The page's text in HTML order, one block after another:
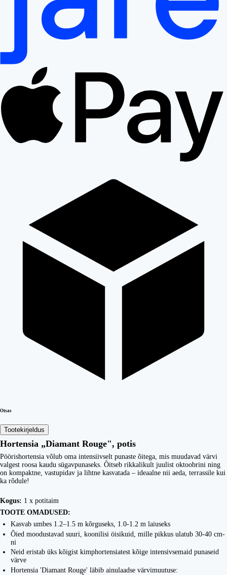
Otsas
Tootekirjeldus
Hortensia „Diamant Rouge", potis
Pöörishortensia võlub oma intensiivselt punaste õitega, mis muudavad värvi
valgest roosa kaudu sügavpunaseks. Õitseb rikkalikult juulist oktoobrini ning
on kompaktne, vastupidav ja lihtne kasvatada – ideaalne nii aeda, terrassile kui
ka rõdule!
Kogus: 1 x potitaim
TOOTE OMADUSED:
Kasvab umbes 1.2–1.5 m kõrguseks, 1.0-1.2 m laiuseks
Õied moodustavad suuri, koonilisi öisikuid, mille pikkus ulatub 30-40 cm-
ni
Neid eristab üks kõigist kimphortensiatest kõige intensivsemaid punaseid
värve
Hortensia 'Diamant Rouge' läbib ainulaadse värvimuutuse: